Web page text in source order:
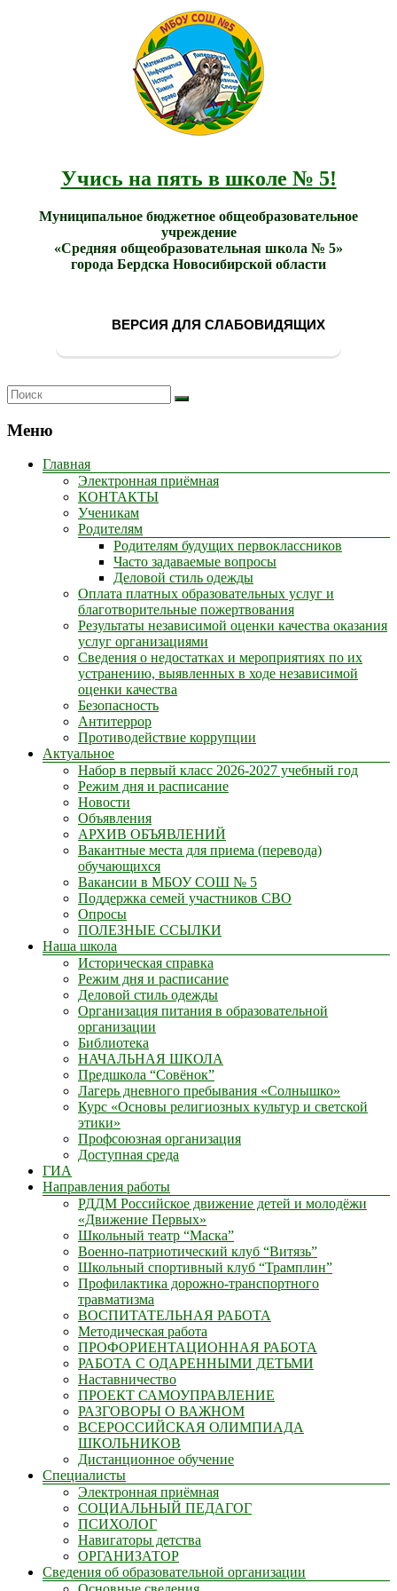
Учись на пять в школе № 5!
Муниципальное бюджетное общеобразовательное
учреждение
«Средняя общеобразовательная школа № 5»
города Бердска Новосибирской области
ВЕРСИЯ ДЛЯ СЛАБОВИДЯЩИХ
Меню
Главная
Электронная приёмная
КОНТАКТЫ
Ученикам
Родителям
Родителям будущих первоклассников
Часто задаваемые вопросы
Деловой стиль одежды
Оплата платных образовательных услуг и
благотворительные пожертвования
Результаты независимой оценки качества оказания
услуг организациями
Сведения о недостатках и мероприятиях по их
устранению, выявленных в ходе независимой
оценки качества
Безопасность
Антитеррор
Противодействие коррупции
Актуальное
Набор в первый класс 2026-2027 учебный год
Режим дня и расписание
Новости
Объявления
АРХИВ ОБЪЯВЛЕНИЙ
Вакантные места для приема (перевода)
обучающихся
Вакансии в МБОУ СОШ № 5
Поддержка семей участников СВО
Опросы
ПОЛЕЗНЫЕ ССЫЛКИ
Наша школа
Историческая справка
Режим дня и расписание
Деловой стиль одежды
Организация питания в образовательной
организации
Библиотека
НАЧАЛЬНАЯ ШКОЛА
Предшкола “Совёнок”
Лагерь дневного пребывания «Солнышко»
Курс «Основы религиозных культур и светской
этики»
Профсоюзная организация
Доступная среда
ГИА
Направления работы
РДДМ Российское движение детей и молодёжи
«Движение Первых»
Школьный театр “Маска”
Военно-патриотический клуб “Витязь”
Школьный спортивный клуб “Трамплин”
Профилактика дорожно-транспортного
травматизма
ВОСПИТАТЕЛЬНАЯ РАБОТА
Методическая работа
ПРОФОРИЕНТАЦИОННАЯ РАБОТА
РАБОТА С ОДАРЕННЫМИ ДЕТЬМИ
Наставничество
ПРОЕКТ САМОУПРАВЛЕНИЕ
РАЗГОВОРЫ О ВАЖНОМ
ВСЕРОССИЙСКАЯ ОЛИМПИАДА
ШКОЛЬНИКОВ
Дистанционное обучение
Специалисты
Электронная приёмная
СОЦИАЛЬНЫЙ ПЕДАГОГ
ПСИХОЛОГ
Навигаторы детства
ОРГАНИЗАТОР
Сведения об образовательной организации